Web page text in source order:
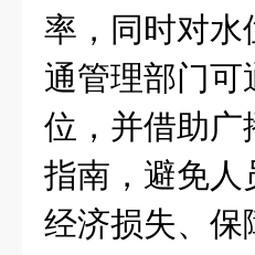
率，同时对水
通管理部门可
位，并借助广
指南，避免人
经济损失、保